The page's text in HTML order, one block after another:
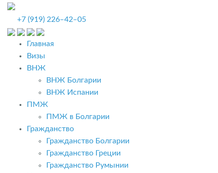
+7 (919) 226‒42‒05
Главная
Визы
ВНЖ
ВНЖ Болгарии
ВНЖ Испании
ПМЖ
ПМЖ в Болгарии
Гражданство
Гражданство Болгарии
Гражданство Греции
Гражданство Румынии